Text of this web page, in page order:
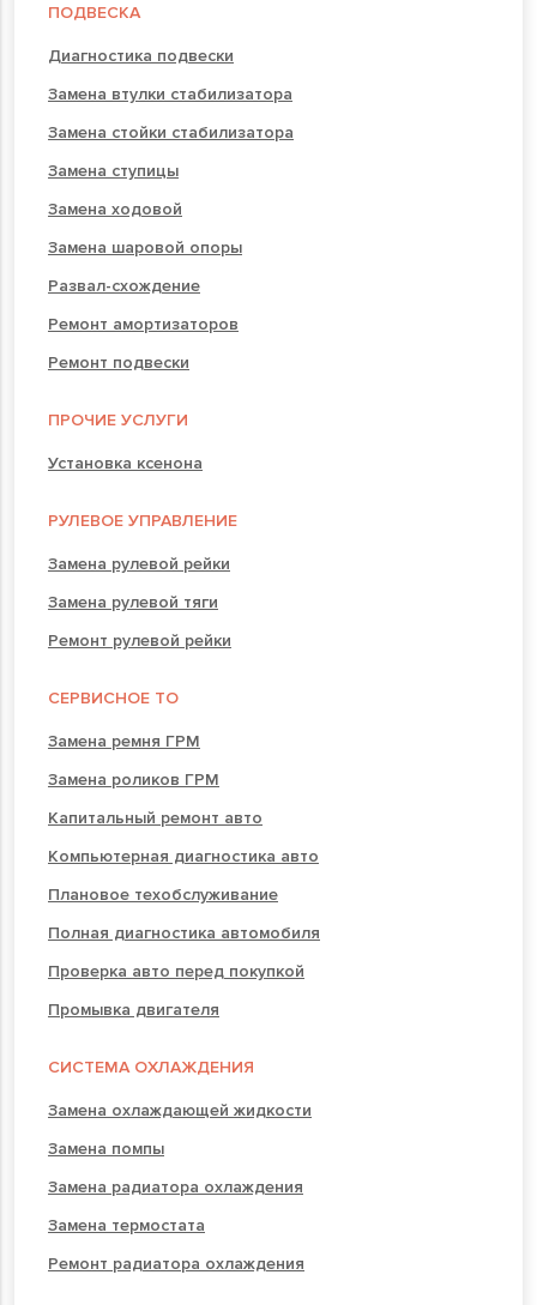
ПОДВЕСКА
Диагностика подвески
Замена втулки стабилизатора
Замена стойки стабилизатора
Замена ступицы
Замена ходовой
Замена шаровой опоры
Развал-схождение
Ремонт амортизаторов
Ремонт подвески
ПРОЧИЕ УСЛУГИ
Установка ксенона
РУЛЕВОЕ УПРАВЛЕНИЕ
Замена рулевой рейки
Замена рулевой тяги
Ремонт рулевой рейки
СЕРВИСНОЕ ТО
Замена ремня ГРМ
Замена роликов ГРМ
Капитальный ремонт авто
Компьютерная диагностика авто
Плановое техобслуживание
Полная диагностика автомобиля
Проверка авто перед покупкой
Промывка двигателя
СИСТЕМА ОХЛАЖДЕНИЯ
Замена охлаждающей жидкости
Замена помпы
Замена радиатора охлаждения
Замена термостата
Ремонт радиатора охлаждения